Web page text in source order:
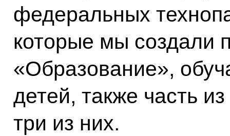
федеральных
которые мы создали
«Образование»,
детей, также часть
три из них.